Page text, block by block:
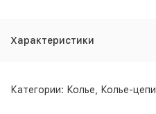
Характеристики
Категории: Колье Колье-цепи